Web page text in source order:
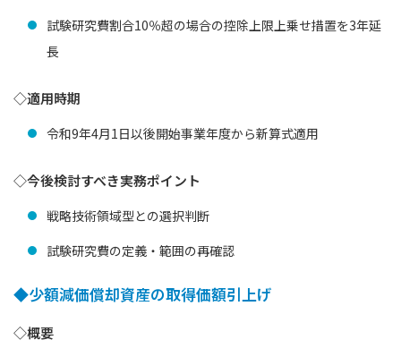
試験研究費割合10％超の場合の控除上限上乗せ措置を3年延
長
◇適用時期
令和9年4月1日以後開始事業年度から新算式適用
◇今後検討すべき実務ポイント
戦略技術領域型との選択判断
試験研究費の定義・範囲の再確認
◆少額減価償却資産の取得価額引上げ
◇概要